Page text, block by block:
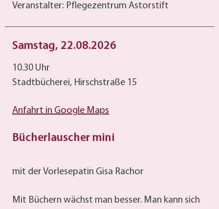
Veranstalter: Pflegezentrum Astorstift
Samstag, 22.08.2026
10.30 Uhr
Stadtbücherei, Hirschstraße 15
Anfahrt in Google Maps
Bücherlauscher mini
mit der Vorlesepatin Gisa Rachor
Mit Büchern wächst man besser. Man kann sich